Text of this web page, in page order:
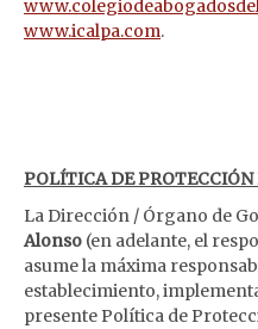
www.icalpa.com.
POLÍTICA DE PROTECCIÓN
La Dirección / Órgano de
Alonso (en adelante, el
asume la máxima
establecimiento,
presente Política de